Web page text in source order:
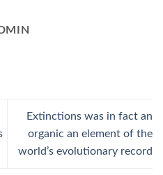
Extinctions was in fact an
organic an element of the
world’s evolutionary record